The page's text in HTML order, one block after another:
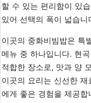
할 수 있는 편리함이 있
있어 선택의 폭이 넓습니
이곳의 중화비빔밥은 특
메뉴 중 하나입니다. 현
적합한 장소로, 맛과 양
이곳의 요리는 신선한
에게 좋은 경험을 제공합